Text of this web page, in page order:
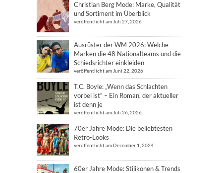
Christian Berg Mode: Marke, Qualität
und Sortiment im Überblick
veröffentlicht am Juli 27, 2026
Ausrüster der WM 2026: Welche
Marken die 48 Nationalteams und die
Schiedsrichter einkleiden
veröffentlicht am Juni 22, 2026
T.C. Boyle: „Wenn das Schlachten
vorbei ist“ – Ein Roman, der aktueller
ist denn je
veröffentlicht am Juli 26, 2026
70er Jahre Mode: Die beliebtesten
Retro-Looks
veröffentlicht am Dezember 1, 2024
60er Jahre Mode: Stilikonen & Trends